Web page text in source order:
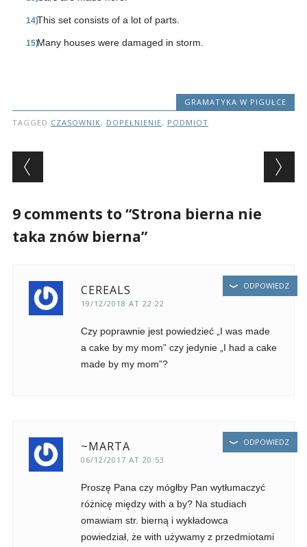
This set consists of a lot of parts.
Many houses were damaged in storm.
GRAMATYKA W PIGUŁCE
TAGGED CZASOWNIK, DOPEŁNIENIE, PODMIOT
Post navigation
9 comments to “Strona bierna nie
taka znów bierna”
CEREALS
19/12/2018 AT 22:22
Czy poprawnie jest powiedzieć „I was made
a cake by my mom” czy jedynie „I had a cake
made by my mom”?
ODPOWIEDZ
~MARTA
06/12/2017 AT 20:53
Proszę Pana czy mógłby Pan wytłumaczyć
różnicę między with a by? Na studiach
omawiam str. bierną i wykładowca
powiedział, że with używamy z przedmiotami
ODPOWIEDZ